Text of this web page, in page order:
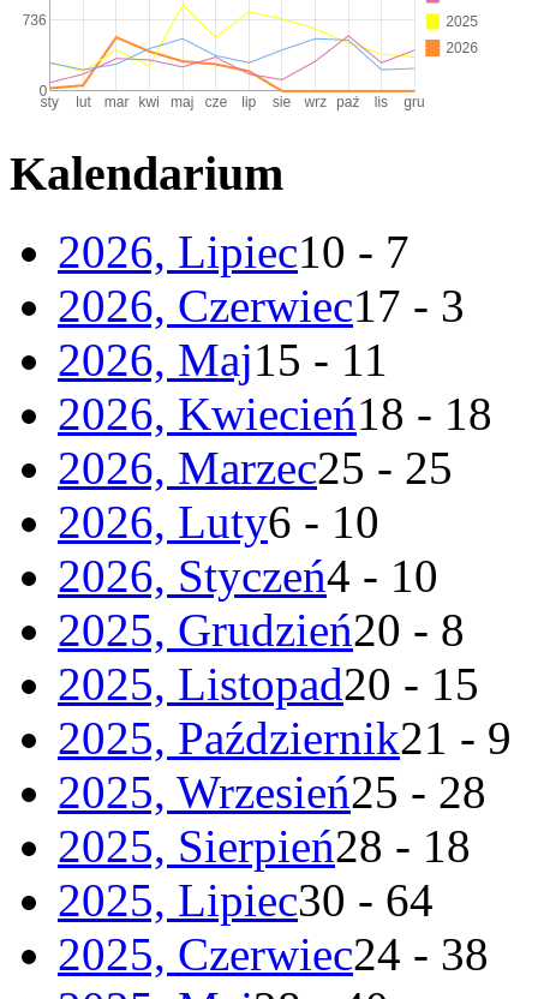
Kalendarium
2026, Lipiec10 - 7
2026, Czerwiec17 - 3
2026, Maj15 - 11
2026, Kwiecień18 - 18
2026, Marzec25 - 25
2026, Luty6 - 10
2026, Styczeń4 - 10
2025, Grudzień20 - 8
2025, Listopad20 - 15
2025, Październik21 - 9
2025, Wrzesień25 - 28
2025, Sierpień28 - 18
2025, Lipiec30 - 64
2025, Czerwiec24 - 38